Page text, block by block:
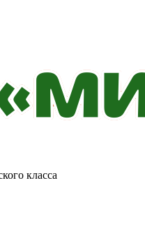
класса